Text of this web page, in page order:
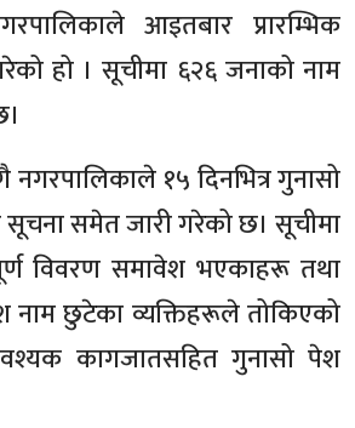
आइतबार प्रारम्भिक
हो । सूचीमा ६२६ जनाको नाम
१५ दिनभित्र गुनासो
सूचना समेत जारी गरेको छ। सूचीमा
विवरण समावेश भएकाहरू तथा
छुटेका व्यक्तिहरूले तोकिएको
कागजातसहित गुनासो पेश